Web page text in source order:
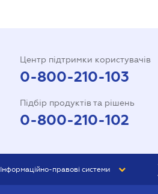
Центр підтримки користувачів
0-800-210-103
Підбір продуктів та рішень
0-800-210-102
Інформаційно-правові системи